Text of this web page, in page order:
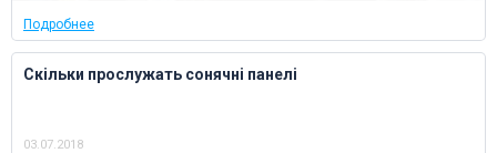
Подробнее
Скільки прослужать сонячні панелі
03.07.2018